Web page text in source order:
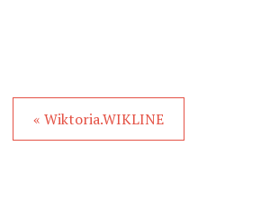
« Wiktoria.WIKLINE